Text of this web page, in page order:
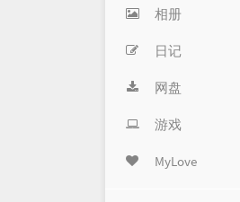
相册
日记
网盘
游戏
MyLove